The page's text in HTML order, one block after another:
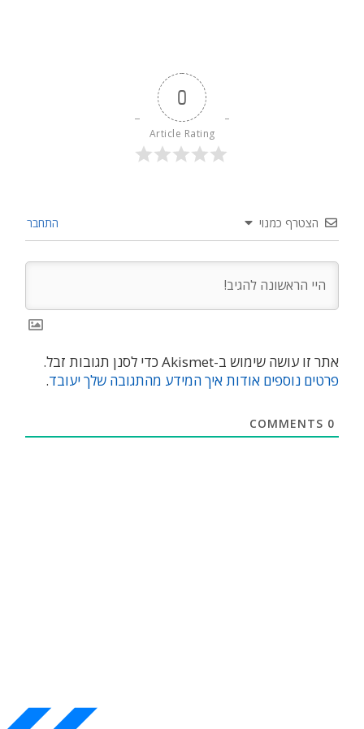
0
Article Rating
הצטרף כמנוי התחבר
אתר זו עושה שימוש ב-Akismet כדי לסנן תגובות זבל.
פרטים נוספים אודות איך המידע מהתגובה שלך יעובד.
0